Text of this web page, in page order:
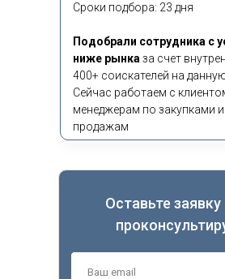
Сроки подбора: 23 дня
Подобрали сотрудника с
ниже рынка за счет
400+ соискателей на
Сейчас работаем с
менеджерам по закупками
продажам
Оставьте